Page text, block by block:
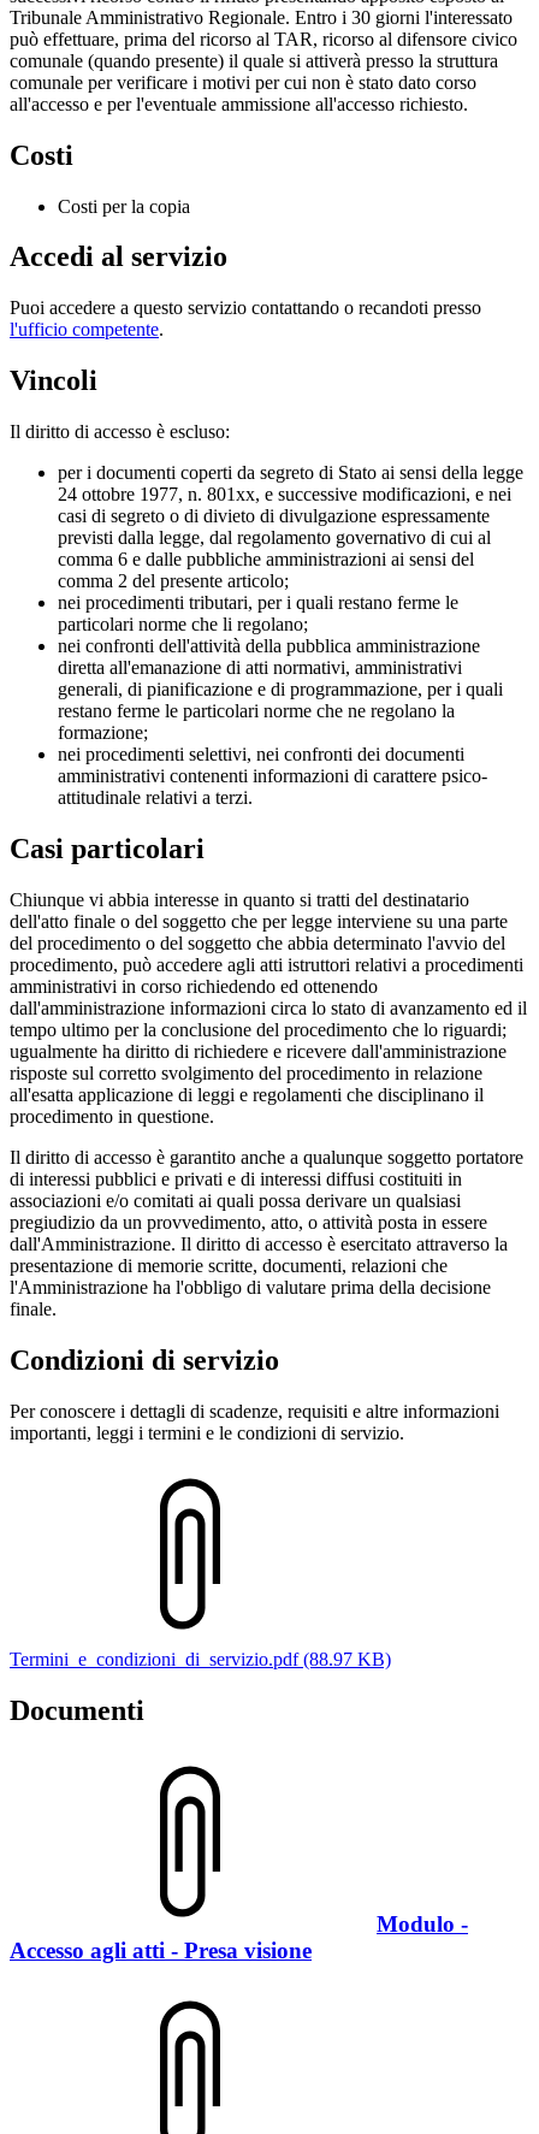
Tribunale Amministrativo Regionale. Entro i 30 giorni l'interessato
può effettuare, prima del ricorso al TAR, ricorso al difensore civico
comunale (quando presente) il quale si attiverà presso la struttura
comunale per verificare i motivi per cui non è stato dato corso
all'accesso e per l'eventuale ammissione all'accesso richiesto.
Costi
Costi per la copia
Accedi al servizio
Puoi accedere a questo servizio contattando o recandoti presso
l'ufficio competente.
Vincoli
Il diritto di accesso è escluso:
per i documenti coperti da segreto di Stato ai sensi della legge
24 ottobre 1977, n. 801xx, e successive modificazioni, e nei
casi di segreto o di divieto di divulgazione espressamente
previsti dalla legge, dal regolamento governativo di cui al
comma 6 e dalle pubbliche amministrazioni ai sensi del
comma 2 del presente articolo;
nei procedimenti tributari, per i quali restano ferme le
particolari norme che li regolano;
nei confronti dell'attività della pubblica amministrazione
diretta all'emanazione di atti normativi, amministrativi
generali, di pianificazione e di programmazione, per i quali
restano ferme le particolari norme che ne regolano la
formazione;
nei procedimenti selettivi, nei confronti dei documenti
amministrativi contenenti informazioni di carattere psico-
attitudinale relativi a terzi.
Casi particolari
Chiunque vi abbia interesse in quanto si tratti del destinatario
dell'atto finale o del soggetto che per legge interviene su una parte
del procedimento o del soggetto che abbia determinato l'avvio del
procedimento, può accedere agli atti istruttori relativi a procedimenti
amministrativi in corso richiedendo ed ottenendo
dall'amministrazione informazioni circa lo stato di avanzamento ed il
tempo ultimo per la conclusione del procedimento che lo riguardi;
ugualmente ha diritto di richiedere e ricevere dall'amministrazione
risposte sul corretto svolgimento del procedimento in relazione
all'esatta applicazione di leggi e regolamenti che disciplinano il
procedimento in questione.
Il diritto di accesso è garantito anche a qualunque soggetto portatore
di interessi pubblici e privati e di interessi diffusi costituiti in
associazioni e/o comitati ai quali possa derivare un qualsiasi
pregiudizio da un provvedimento, atto, o attività posta in essere
dall'Amministrazione. Il diritto di accesso è esercitato attraverso la
presentazione di memorie scritte, documenti, relazioni che
l'Amministrazione ha l'obbligo di valutare prima della decisione
finale.
Condizioni di servizio
Per conoscere i dettagli di scadenze, requisiti e altre informazioni
importanti, leggi i termini e le condizioni di servizio.
Termini_e_condizioni_di_servizio.pdf (88.97 KB)
Documenti
Modulo -
Accesso agli atti - Presa visione